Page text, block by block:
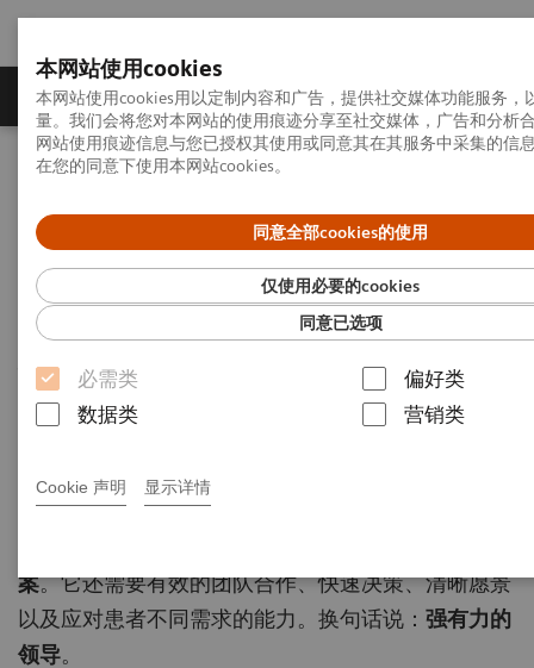
本网站使用cookies
本网站使用cookies用以定制内容和广告，提供社交媒体功能服务，
量。我们会将您对本网站的使用痕迹分享至社交媒体，广告和分析
网站使用痕迹信息与您已授权其使用或同意其在其服务中采集的信
在您的同意下使用本网站cookies。
同意全部cookies的使用
仅使用必要的cookies
同意已选项
必需类
偏好类
数据类
营销类
Cookie 声明 显示详情
产品一览 疾病与临床解决方案 相关信息
首页 行业洞悉 洞见系列 引领癌症治疗
引领癌症治疗
洞见系列，第40期：关于“创新个性化医疗”的
思想领导力文章
22-09-23
案。它还需要有效的团队合作、快速决策、清晰愿景
以及应对患者不同需求的能力。换句话说： 强有力的
领导。